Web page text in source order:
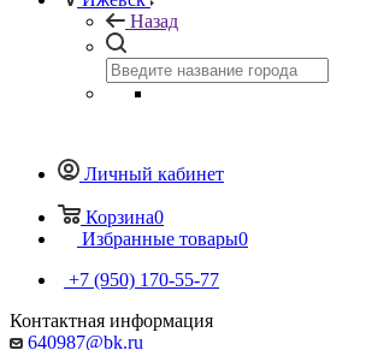
Назад
Личный кабинет
Корзина0
Избранные товары0
+7 (950) 170-55-77
Контактная информация
640987@bk.ru